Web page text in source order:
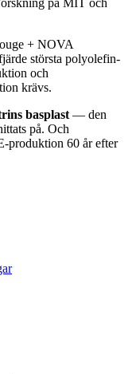
på MIT och
+ NOVA
största polyolefin-
och
krävs.
basplast— den
på. Och
produktion 60 år efter